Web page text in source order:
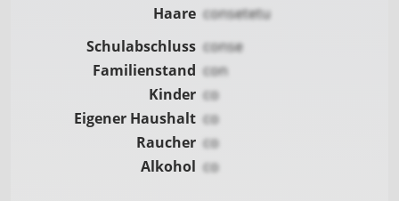
Haare consetetu
Schulabschluss conse
Familienstand con
Kinder co
Eigener Haushalt co
Raucher co
Alkohol co